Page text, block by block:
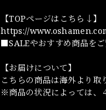
【TOPページはこちら↓】
https://
■SALEやおすすめ商品をご
【お届けについて】
こちらの商品は海外より
※商品の状況によっては、